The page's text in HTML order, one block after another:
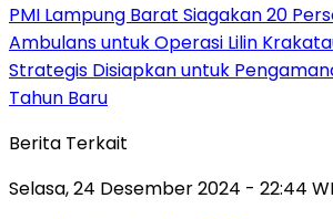
PMI Lampung Barat Siagakan 20
Ambulans untuk Operasi Lilin
Strategis Disiapkan untuk
Tahun Baru
Berita Terkait
Selasa, 24 Desember 2024 - 22:44